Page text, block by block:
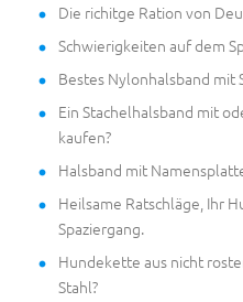
Die richitge Ration von
Schwierigkeiten auf dem
Bestes Nylonhalsband mit
Ein Stachelhalsband mit
kaufen?
Halsband mit
Heilsame Ratschläge, Ihr
Spaziergang.
Hundekette aus nicht
Stahl?